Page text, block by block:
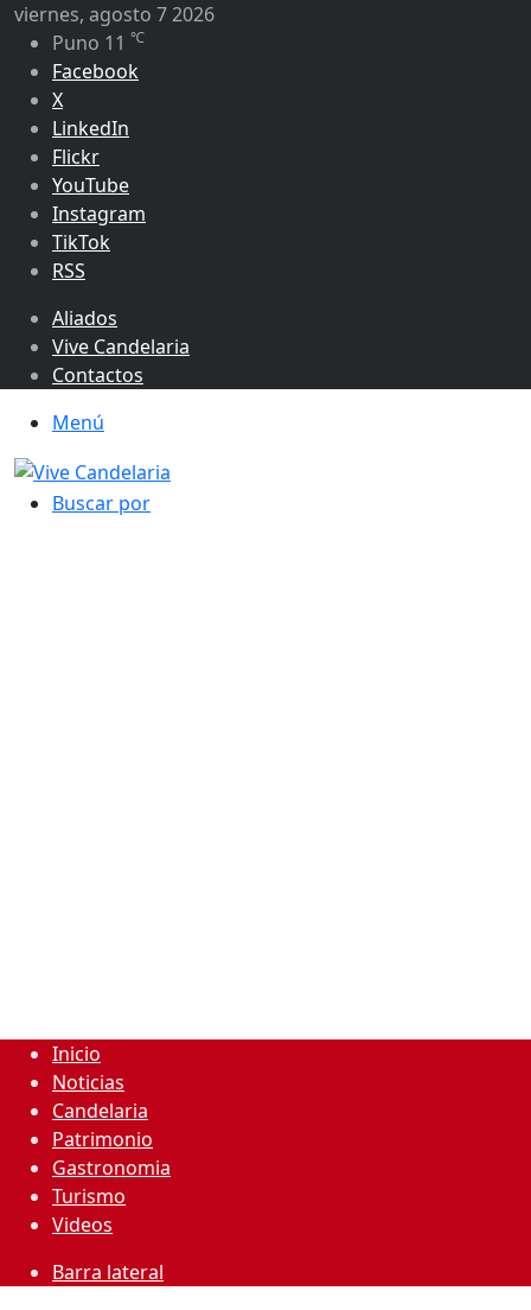
viernes, agosto 7 2026
Puno 11 ℃
Facebook
X
LinkedIn
Flickr
YouTube
Instagram
TikTok
RSS
Aliados
Vive Candelaria
Contactos
Menú
Buscar por
Inicio
Noticias
Candelaria
Patrimonio
Gastronomia
Turismo
Videos
Barra lateral